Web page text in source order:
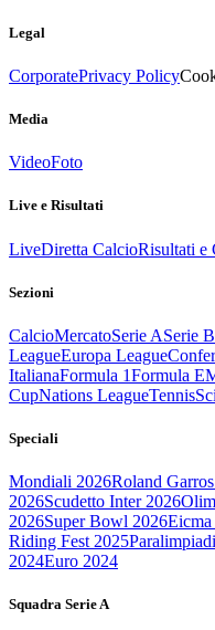
Legal
CorporatePrivacy Policy
Media
VideoFoto
Live e Risultati
LiveDiretta CalcioRisultati e
Sezioni
CalcioMercatoSerie ASerie B
LeagueEuropa League
ItalianaFormula 1Formula E
CupNations LeagueTennisSci
Speciali
Mondiali 2026Roland
2026Scudetto Inter 2026
2026Super Bowl 2026
Riding Fest 2025
2024Euro 2024
Squadra Serie A